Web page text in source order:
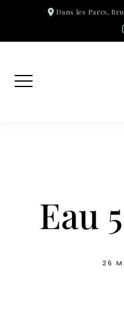
content
Dans les Parcs,
Eau
26